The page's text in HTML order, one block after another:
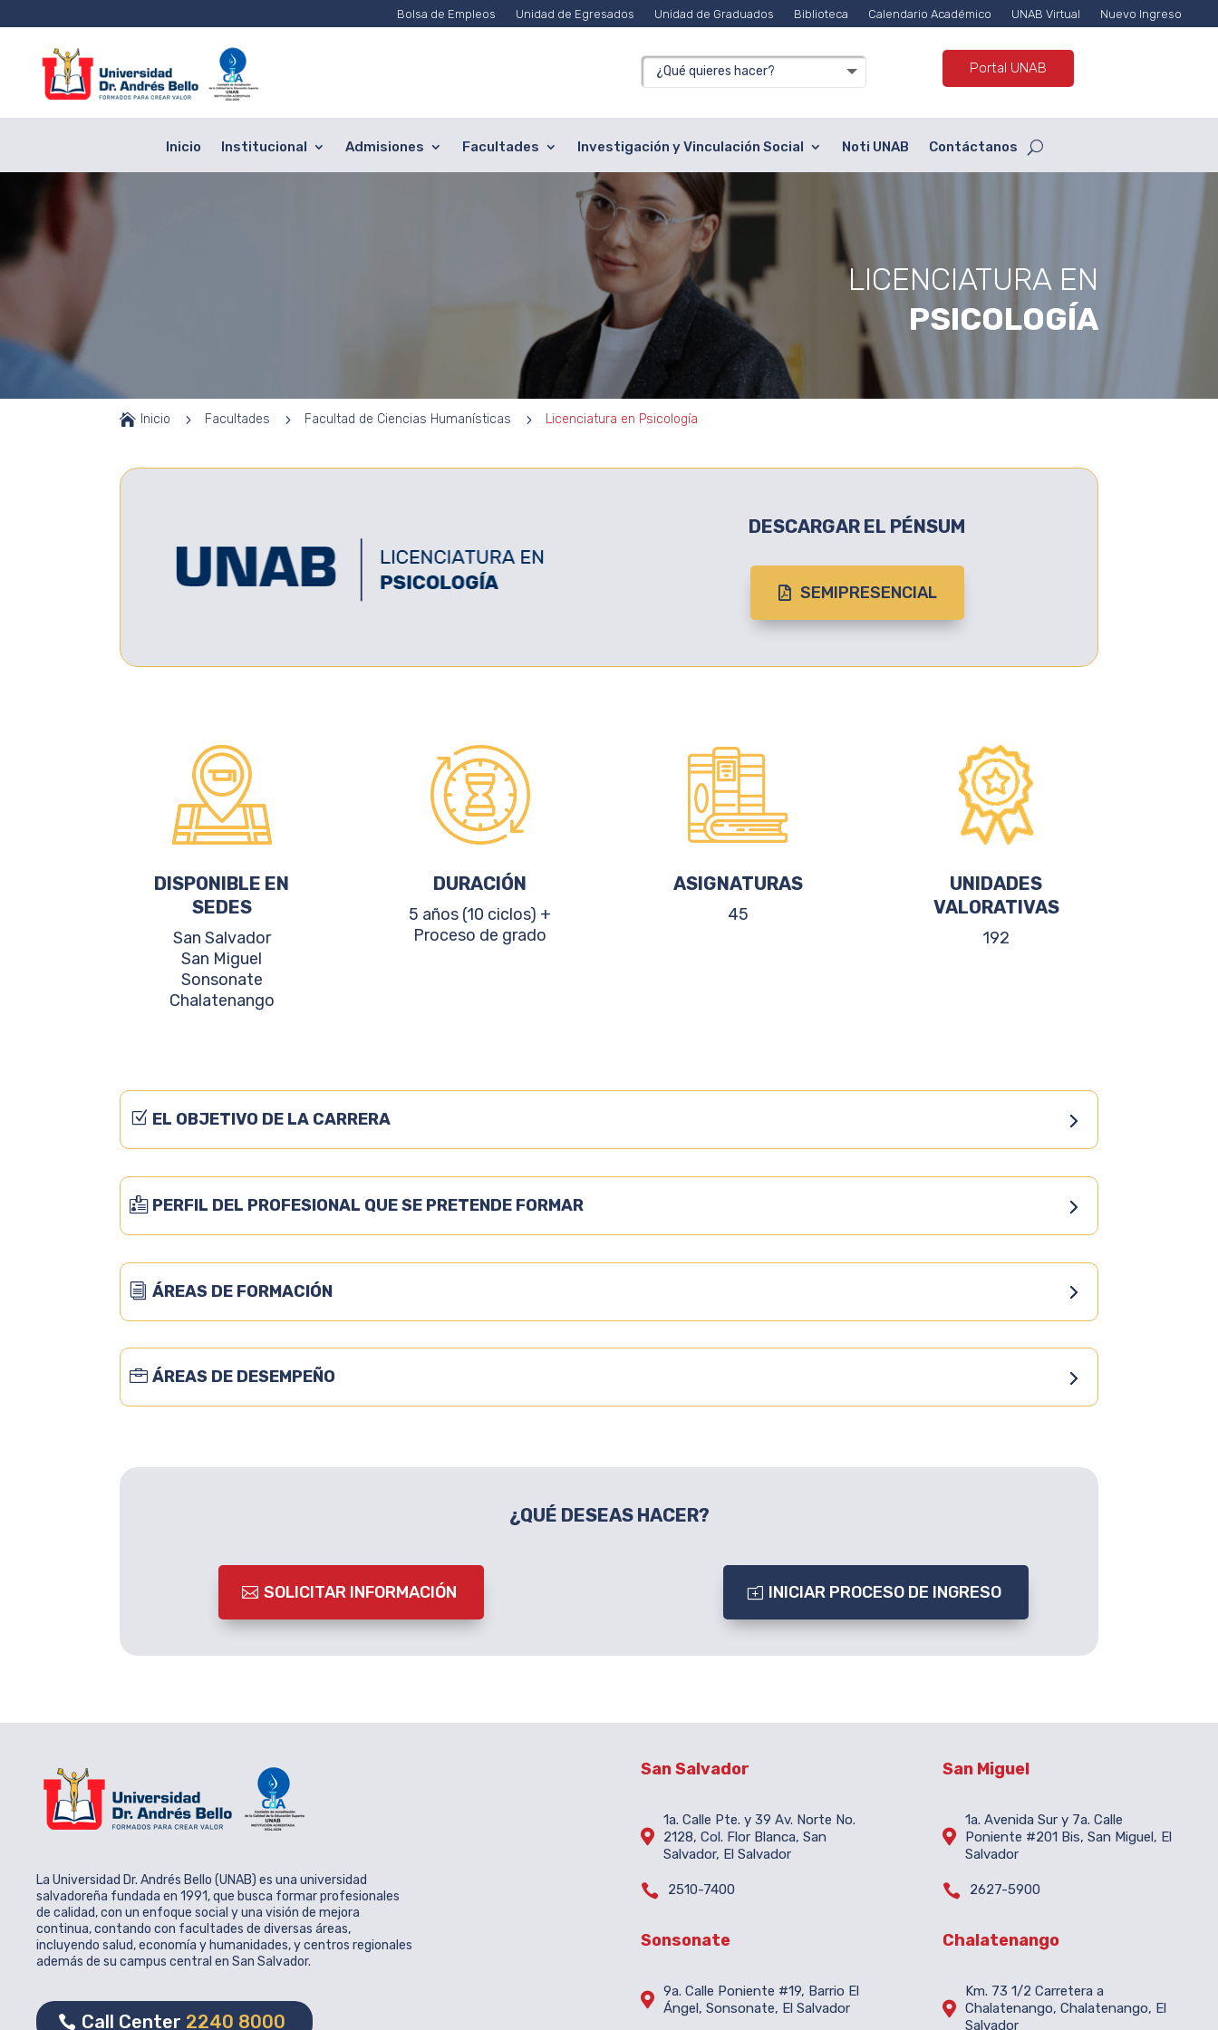
Bolsa de Empleos Unidad de Egresados Unidad de Graduados Biblioteca Calendario Académico UNAB Virtual Nuevo Ingreso
Portal UNAB
Inicio Institucional Admisiones Facultades Investigación y Vinculación Social Noti UNAB Contáctanos
LICENCIATURA EN
PSICOLOGÍA
 Inicio 5 Facultades 5 Facultad de Ciencias Humanísticas 5 Licenciatura en Psicología
DESCARGAR EL PÉNSUM
SEMIPRESENCIAL
DISPONIBLE EN
SEDES
San Salvador
San Miguel
Sonsonate
Chalatenango
DURACIÓN
5 años (10 ciclos) +
Proceso de grado
ASIGNATURAS
45
UNIDADES
VALORATIVAS
192
EL OBJETIVO DE LA CARRERA
PERFIL DEL PROFESIONAL QUE SE PRETENDE FORMAR
ÁREAS DE FORMACIÓN
ÁREAS DE DESEMPEÑO
¿QUÉ DESEAS HACER?
SOLICITAR INFORMACIÓN INICIAR PROCESO DE INGRESO
La Universidad Dr. Andrés Bello (UNAB) es una universidad
salvadoreña fundada en 1991, que busca formar profesionales
de calidad, con un enfoque social y una visión de mejora
continua, contando con facultades de diversas áreas,
incluyendo salud, economía y humanidades, y centros regionales
además de su campus central en San Salvador.
Call Center 2240 8000
San Salvador

1a. Calle Pte. y 39 Av. Norte No.
2128, Col. Flor Blanca, San
Salvador, El Salvador
 2510-7400
Sonsonate
 9a. Calle Poniente #19, Barrio El
Ángel, Sonsonate, El Salvador
San Miguel

1a. Avenida Sur y 7a. Calle
Poniente #201 Bis, San Miguel, El
Salvador
 2627-5900
Chalatenango

Km. 73 1/2 Carretera a
Chalatenango, Chalatenango, El
Salvador